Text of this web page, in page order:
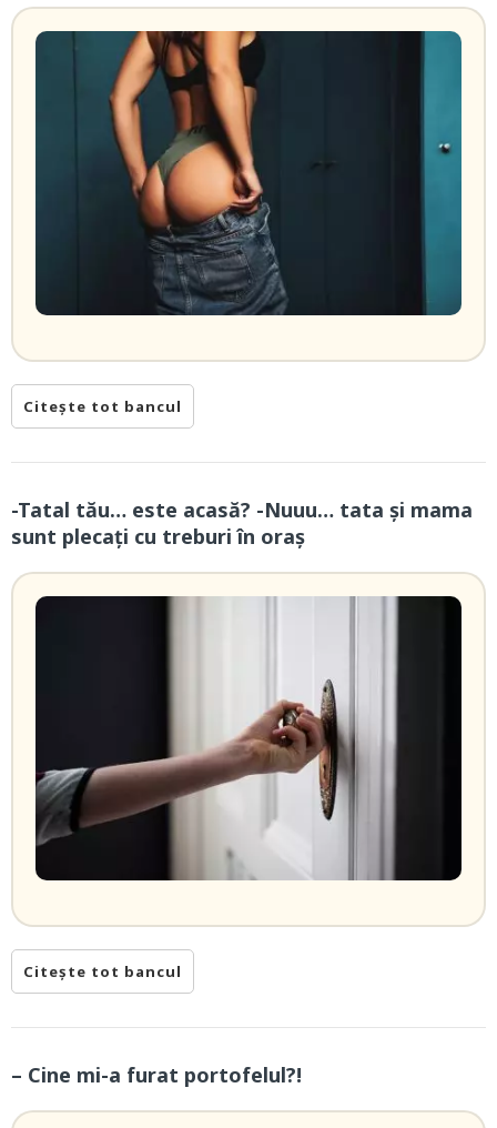
Citește tot bancul
-Tatal tău… este acasă? -Nuuu… tata și mama
sunt plecați cu treburi în oraș
Citește tot bancul
– Cine mi-a furat portofelul?!